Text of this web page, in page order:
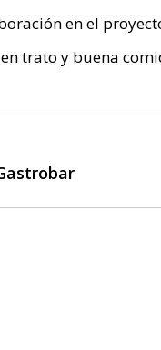
en el
trato y buena